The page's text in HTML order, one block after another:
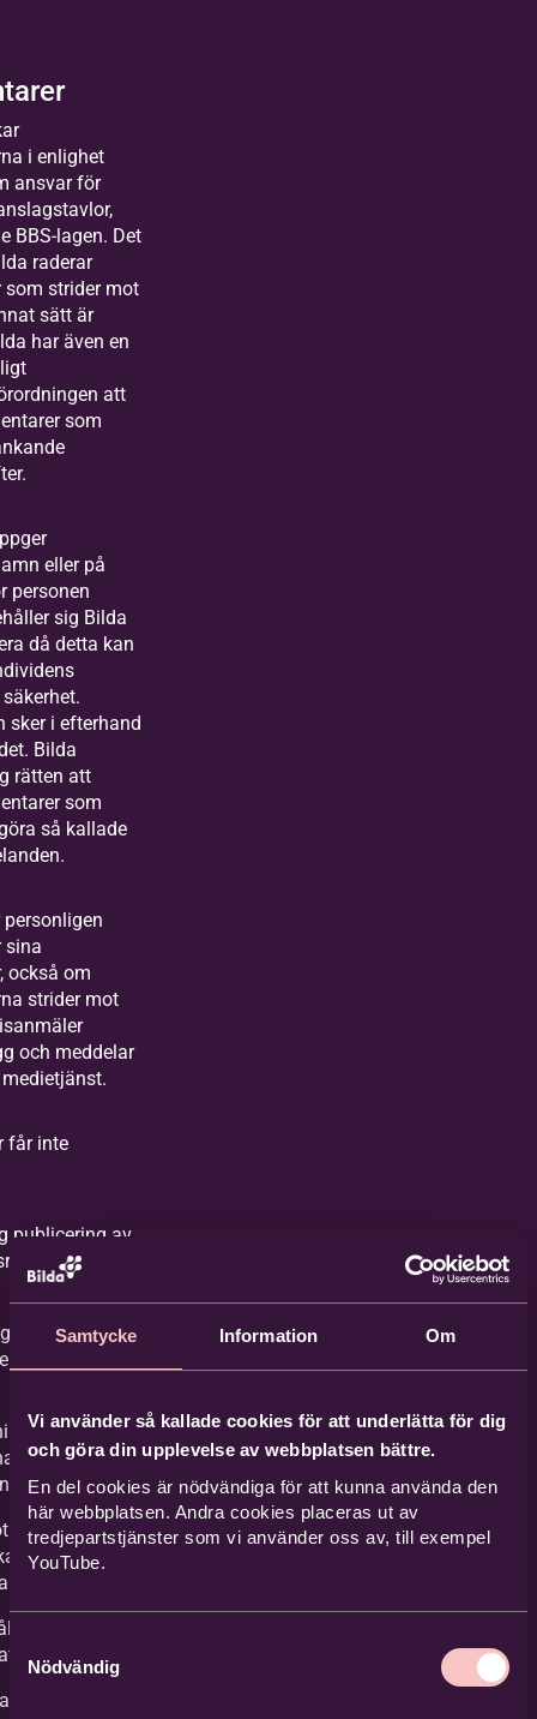
Samtycke Information Om
Vi använder så kallade cookies för att underlätta för dig
och göra din upplevelse av webbplatsen bättre.
En del cookies är nödvändiga för att kunna använda den
här webbplatsen. Andra cookies placeras ut av
tredjepartstjänster som vi använder oss av, till exempel
YouTube.
Nödvändig
i enlighet
ansvar för
BBS-lagen. Det
raderar
som strider mot
sätt är
har även en
att
som
eller på
personen
sig Bilda
då detta kan
sker i efterhand
Bilda
rätten att
som
så kallade
sina
också om
strider mot
och meddelar
får inte
publicering av
till sidor som
olagligt
till brott
som bryter
lag
folkgrupp,
yttranden eller
eller
eller lögner